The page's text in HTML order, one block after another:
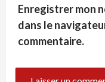
Enregistrer mon
dans le
commentaire.